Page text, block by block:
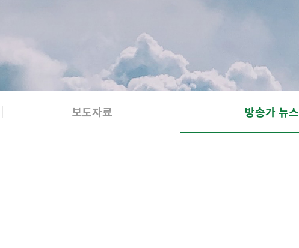
보도자료 방송가 뉴스